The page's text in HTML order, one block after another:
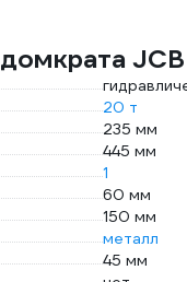
домкрата
20 т
235 мм
445 мм
1
60 мм
150 мм
металл
45 мм